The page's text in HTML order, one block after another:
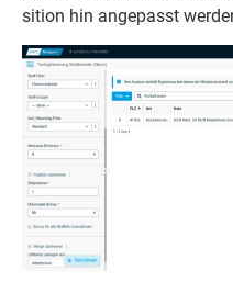
si­ti­on hin ange­passt